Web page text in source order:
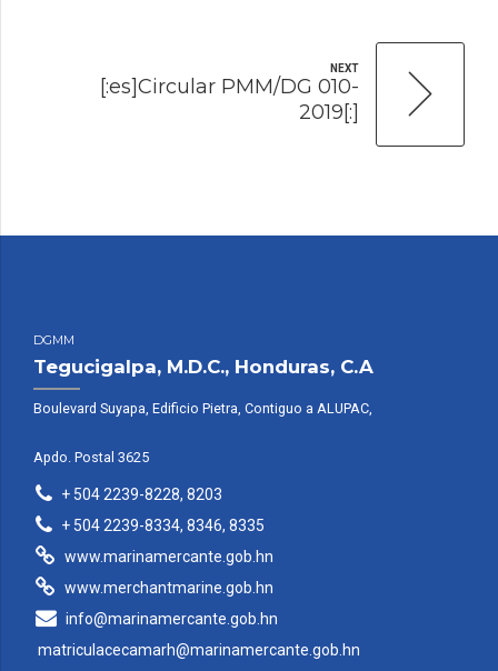
NEXT
[:es]Circular PMM/DG 010-
2019[:]
DGMM
Tegucigalpa, M.D.C., Honduras, C.A
Boulevard Suyapa, Edificio Pietra, Contiguo a ALUPAC,
Apdo. Postal 3625
+ 504 2239-8228, 8203
+ 504 2239-8334, 8346, 8335
www.marinamercante.gob.hn
www.merchantmarine.gob.hn
info@marinamercante.gob.hn
matriculacecamarh@marinamercante.gob.hn